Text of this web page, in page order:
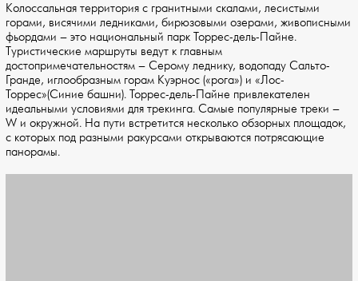
Колоссальная территория с гранитными скалами, лесистыми
горами, висячими ледниками, бирюзовыми озерами, живописными
фьордами – это национальный парк Торрес-дель-Пайне.
Туристические маршруты ведут к главным
достопримечательностям – Серому леднику, водопаду Сальто-
Гранде, иглообразным горам Куэрнос («рога») и «Лос-
Торрес»(Синие башни). Торрес-дель-Пайне привлекателен
идеальными условиями для трекинга. Самые популярные треки –
W и окружной. На пути встретится несколько обзорных площадок,
с которых под разными ракурсами открываются потрясающие
панорамы.